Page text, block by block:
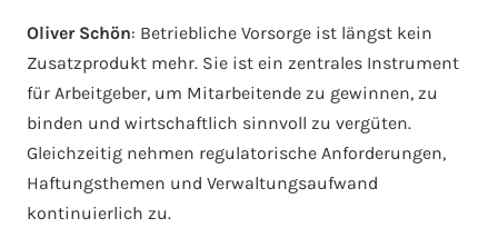
Oliver Schön: Betriebliche Vorsorge ist längst kein
Zusatzprodukt mehr. Sie ist ein zentrales Instrument
für Arbeitgeber, um Mitarbeitende zu gewinnen, zu
binden und wirtschaftlich sinnvoll zu vergüten.
Gleichzeitig nehmen regulatorische Anforderungen,
Haftungsthemen und Verwaltungsaufwand
kontinuierlich zu.